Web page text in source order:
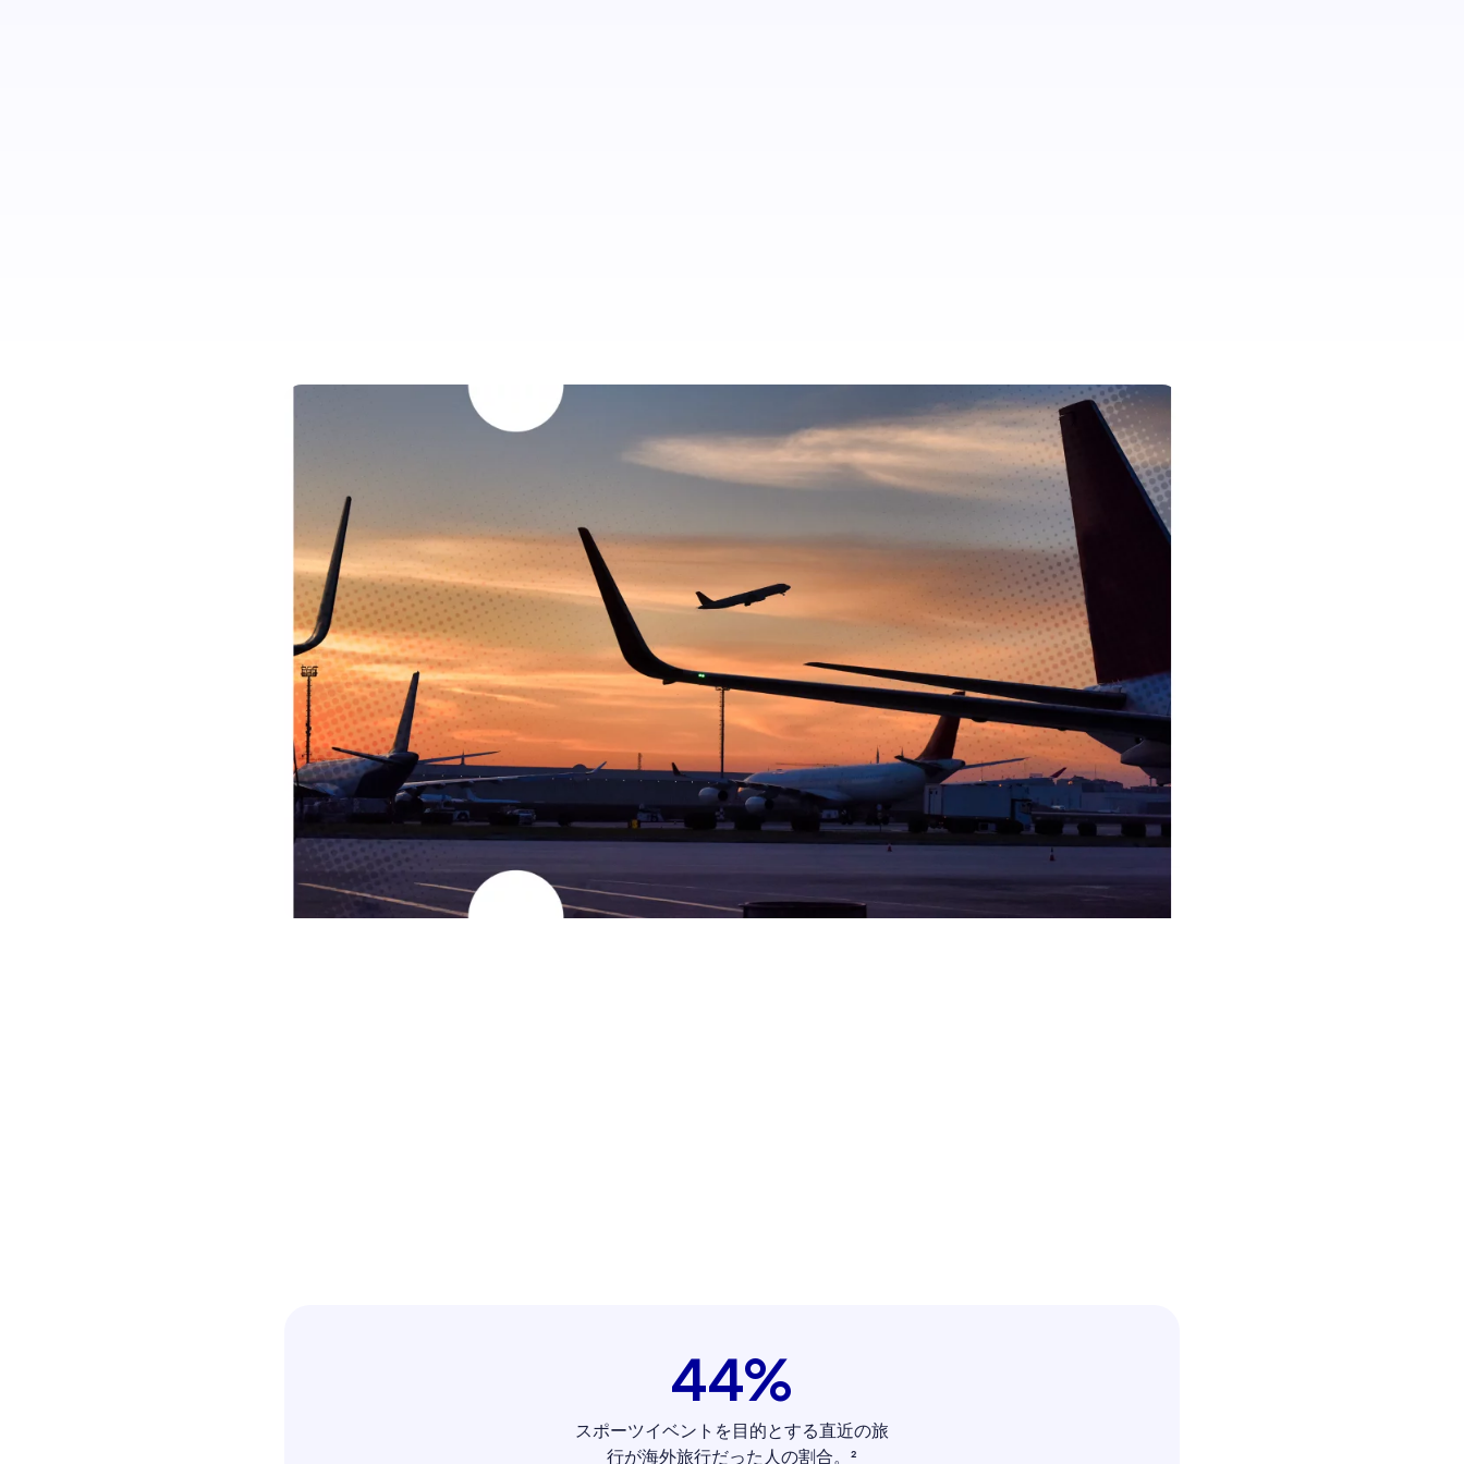
44%
スポーツイベントを目的とする直近の旅
行が海外旅行だった人の割合。²